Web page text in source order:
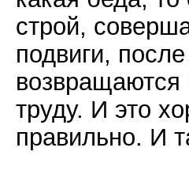
строй,
подвиги,
возвращаются
труду. И это
правильно. И